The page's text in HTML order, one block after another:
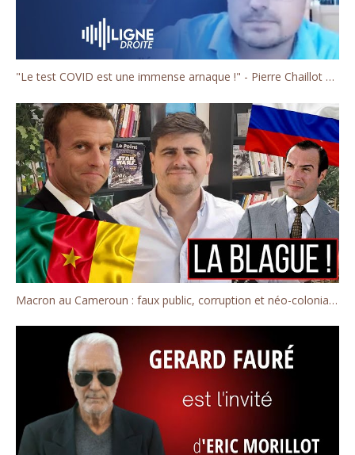
"Le test COVID est une immense arnaque !" - Pierre Chaillot de la chaîne Décoder l'éco
Macron au Cameroun : faux public, corruption et néo-colonialisme